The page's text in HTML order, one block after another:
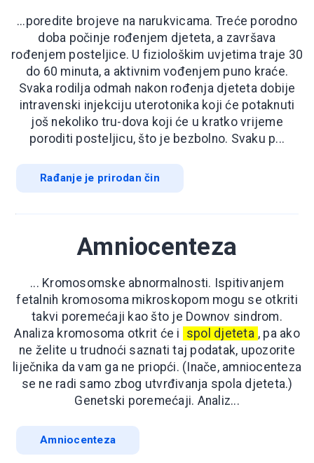
...poredite brojeve na narukvicama. Treće porodno
doba počinje rođenjem djeteta, a završava
rođenjem posteljice. U fiziološkim uvjetima traje 30
do 60 minuta, a aktivnim vođenjem puno kraće.
Svaka rodilja odmah nakon rođenja djeteta dobije
intravenski injekciju uterotonika koji će potaknuti
još nekoliko tru-dova koji će u kratko vrijeme
poroditi posteljicu, što je bezbolno. Svaku p...
Rađanje je prirodan čin
Amniocenteza
... Kromosomske abnormalnosti. Ispitivanjem
fetalnih kromosoma mikroskopom mogu se otkriti
takvi poremećaji kao što je Downov sindrom.
Analiza kromosoma otkrit će i spol djeteta , pa ako
ne želite u trudnoći saznati taj podatak, upozorite
liječnika da vam ga ne priopći. (Inače, amniocenteza
se ne radi samo zbog utvrđivanja spola djeteta.)
Genetski poremećaji. Analiz...
Amniocenteza